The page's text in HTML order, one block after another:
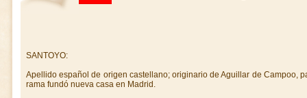
SANTOYO:
Apellido español de origen castellano; originario de Aguillar de Campoo,
rama fundó nueva casa en Madrid.